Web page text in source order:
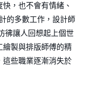
，也不會有情緒、
的多數工作，設計師
彿讓人回想起上個世
繪製與排版師傅的精
這些職業逐漸消失於